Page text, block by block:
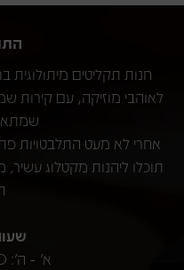
לאוהבי מוזיקה, עם קירות
אחרי לא מעט התלבטויות
תוכלו ליהנות מקטלוג עשיר,
א' - ה': 10:00-18:30